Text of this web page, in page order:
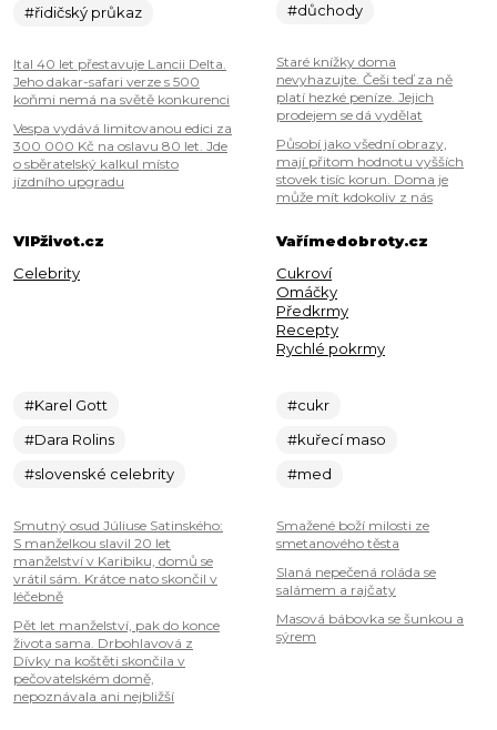
#řidičský průkaz
Ital 40 let přestavuje Lancii Delta.
Jeho dakar-safari verze s 500
koňmi nemá na světě konkurenci
Vespa vydává limitovanou edici za
300 000 Kč na oslavu 80 let. Jde
o sběratelský kalkul místo
jízdního upgradu
#důchody
Staré knížky doma
nevyhazujte. Češi teď za ně
platí hezké peníze. Jejich
prodejem se dá vydělat
Působí jako všední obrazy,
mají přitom hodnotu vyšších
stovek tisíc korun. Doma je
může mít kdokoliv z nás
VIPživot.cz
Celebrity
#Karel Gott
#Dara Rolins
#slovenské celebrity
Smutný osud Júliuse Satinského:
S manželkou slavil 20 let
manželství v Karibiku, domů se
vrátil sám. Krátce nato skončil v
léčebně
Pět let manželství, pak do konce
života sama. Drbohlavová z
Dívky na koštěti skončila v
pečovatelském domě,
nepoznávala ani nejbližší
Vařímedobroty.cz
Cukroví
Omáčky
Předkrmy
Recepty
Rychlé pokrmy
#cukr
#kuřecí maso
#med
Smažené boží milosti ze
smetanového těsta
Slaná nepečená roláda se
salámem a rajčaty
Masová bábovka se šunkou a
sýrem